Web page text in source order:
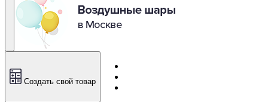
Создать свой товар